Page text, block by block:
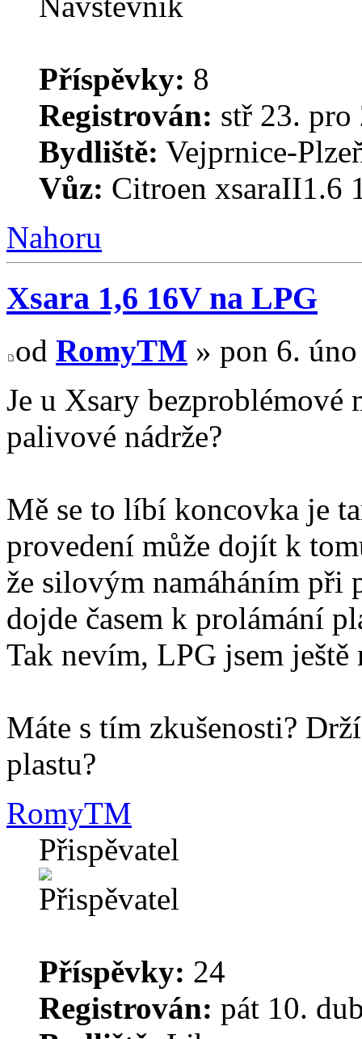
Příspěvky: 8
Registrován: stř 23. pro
Bydliště: Vejprnice-
Vůz: Citroen xsaraII1.6
Nahoru
Xsara 1,6 16V na LPG
od RomyTM » pon 6.
Je u Xsary
palivové nádrže?
Mě se to líbí koncovka je
provedení může dojít k
že silovým namáháním
dojde časem k prolámání
Tak nevím, LPG jsem
Máte s tím zkušenosti?
plastu?
RomyTM
Přispěvatel
Příspěvky: 24
Registrován: pát 10.